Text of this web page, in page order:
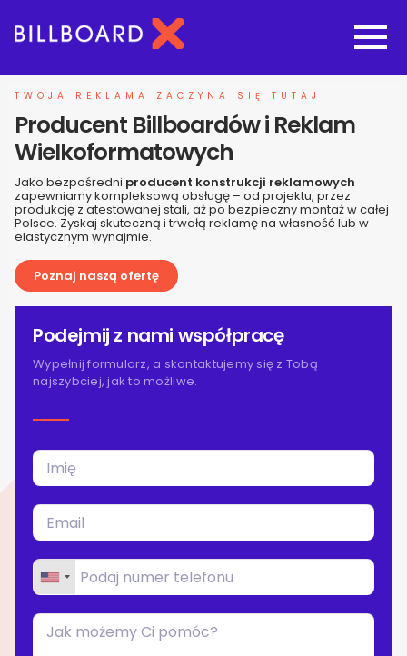
Oferta budowy reklam
Nasze pozostałe usługi
Galeria
O nas
Realizacje
Blog
Kontakt
TWOJA REKLAMA ZACZYNA SIĘ TUTAJ
Producent Billboardów i Reklam
Wielkoformatowych
Jako bezpośredni producent konstrukcji reklamowych
zapewniamy kompleksową obsługę – od projektu, przez
produkcję z atestowanej stali, aż po bezpieczny montaż w całej
Polsce. Zyskaj skuteczną i trwałą reklamę na własność lub w
elastycznym wynajmie.
Poznaj naszą ofertę
Podejmij z nami współpracę
Wypełnij formularz, a skontaktujemy się z Tobą
najszybciej, jak to możliwe.